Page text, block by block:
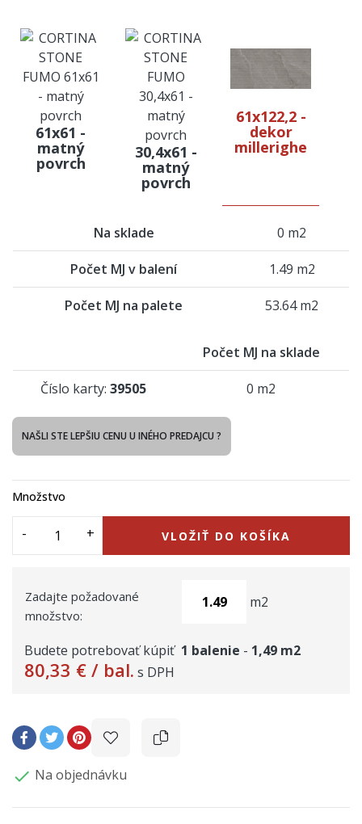
61x61 -
matný
povrch
30,4x61 -
matný
povrch
61x122,2 -
dekor
millerighe
Na sklade 0 m2
Počet MJ v balení 1.49 m2
Počet MJ na palete 53.64 m2
Počet MJ na sklade
Číslo karty: 39505 0 m2
NAŠLI STE LEPŠIU CENU U INÉHO PREDAJCU ?
Množstvo
VLOŽIŤ DO KOŠÍKA
Zadajte požadované
množstvo:
m2
Budete potrebovať kúpiť 1 balenie - 1,49 m2
80,33 € / bal. s DPH
 Na objednávku